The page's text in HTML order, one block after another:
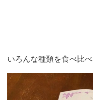
いろんな種類を食べ比べ